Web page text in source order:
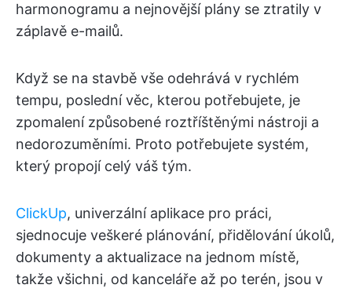
harmonogramu a nejnovější plány se ztratily v
záplavě e-mailů.
Když se na stavbě vše odehrává v rychlém
tempu, poslední věc, kterou potřebujete, je
zpomalení způsobené roztříštěnými nástroji a
nedorozuměními. Proto potřebujete systém,
který propojí celý váš tým.
ClickUp, univerzální aplikace pro práci,
sjednocuje veškeré plánování, přidělování úkolů,
dokumenty a aktualizace na jednom místě,
takže všichni, od kanceláře až po terén, jsou v